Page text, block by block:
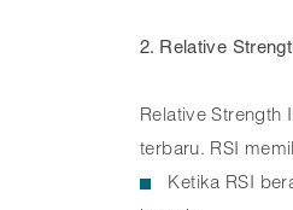
2. Relative
Relative Strength
terbaru. RSI
Ketika RSI